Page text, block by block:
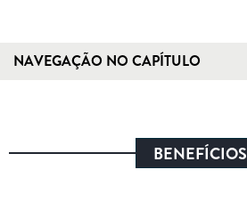
NAVEGAÇÃO NO CAPÍTULO
BENEFÍCIOS